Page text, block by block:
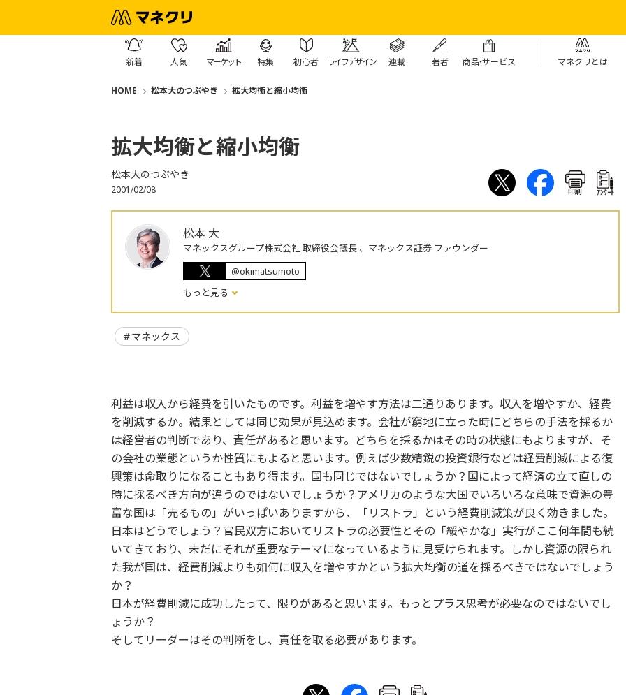
新着 人気 マーケット 特集 初心者 ライフデザイン 連載 著者 商品・サービス マネクリとは
HOME 松本大のつぶやき 拡大均衡と縮小均衡
拡大均衡と縮小均衡
松本大のつぶやき
2001/02/08 印刷 ｱﾝｹｰﾄ
松本 大
マネックスグループ株式会社 取締役会議長 、マネックス証券 ファウンダー
@okimatsumoto
もっと見る
マネックス
利益は収入から経費を引いたものです。利益を増やす方法は二通りあります。収入を増やすか、経費
を削減するか。結果としては同じ効果が見込めます。会社が窮地に立った時にどちらの手法を採るか
は経営者の判断であり、責任があると思います。どちらを採るかはその時の状態にもよりますが、そ
の会社の業態というか性質にもよると思います。例えば少数精鋭の投資銀行などは経費削減による復
興策は命取りになることもあり得ます。国も同じではないでしょうか？国によって経済の立て直しの
時に採るべき方向が違うのではないでしょうか？アメリカのような大国でいろいろな意味で資源の豊
富な国は「売るもの」がいっぱいありますから、「リストラ」という経費削減策が良く効きました。
日本はどうでしょう？官民双方においてリストラの必要性とその「緩やかな」実行がここ何年間も続
いてきており、未だにそれが重要なテーマになっているように見受けられます。しかし資源の限られ
た我が国は、経費削減よりも如何に収入を増やすかという拡大均衡の道を採るべきではないでしょう
か？
日本が経費削減に成功したって、限りがあると思います。もっとプラス思考が必要なのではないでし
ょうか？
そしてリーダーはその判断をし、責任を取る必要があります。